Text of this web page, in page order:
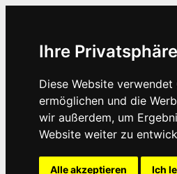
Ihre
Diese Website
ermöglichen und die
wir außerdem, um
Website weiter zu
Alle akzeptieren Ich